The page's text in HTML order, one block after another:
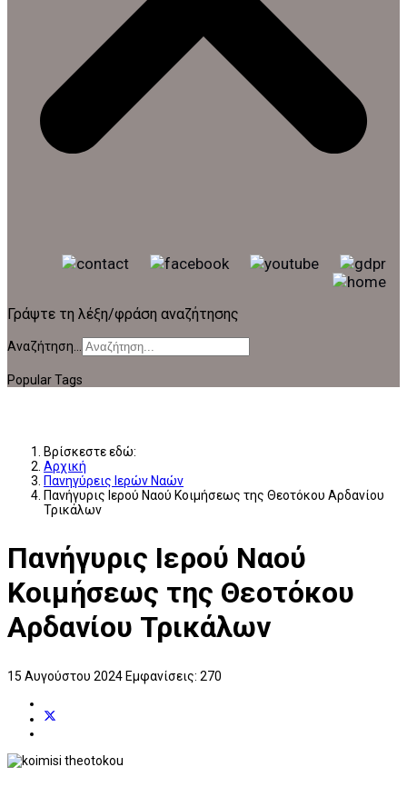
Γράψτε τη λέξη/φράση αναζήτησης
Αναζήτηση...
Popular Tags
Βρίσκεστε εδώ:
Αρχική
Πανηγύρεις Ιερών Ναών
Πανήγυρις Ιερού Ναού Κοιμήσεως της Θεοτόκου Αρδανίου
Τρικάλων
Πανήγυρις Ιερού Ναού
Κοιμήσεως της Θεοτόκου
Αρδανίου Τρικάλων
15 Αυγούστου 2024 Εμφανίσεις: 270